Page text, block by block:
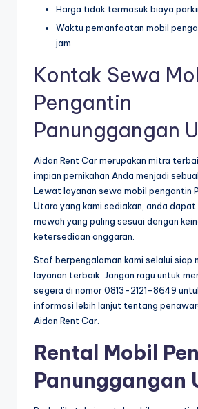
Harga tidak termasuk biaya
Waktu pemanfaatan mobil
jam.
Kontak Sewa
Pengantin
Panunggangan
Aidan Rent Car merupakan mitra
impian pernikahan Anda menjadi
Lewat layanan sewa mobil pengantin
Utara yang kami sediakan, anda dapat
mewah yang paling sesuai dengan
ketersediaan anggaran.
Staf berpengalaman kami selalui siap
layanan terbaik. Jangan ragu untuk
segera di nomor 0813-2121-8649
informasi lebih lanjut tentang
Aidan Rent Car.
Rental Mobil
Panunggangan